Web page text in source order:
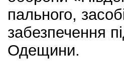
пального,
забезпечення
Одещини.